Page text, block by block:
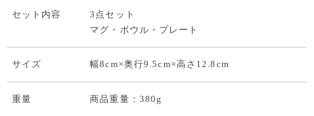
セット内容
3点セット
マグ・ボウル・プレート
サイズ 幅8cm×奥行9.5cm×高さ12.8cm
重量 商品重量：380g